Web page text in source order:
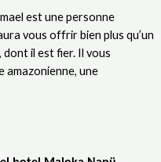
est une personne
vous offrir bien plus qu’un
dont il est fier. Il vous
amazonienne, une